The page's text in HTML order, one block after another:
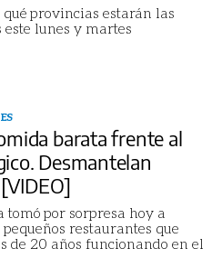
qué provincias estarán las
este lunes y martes
barata frente al
Desmantelan
tomó por sorpresa hoy a
pequeños restaurantes que
de 20 años funcionando en el